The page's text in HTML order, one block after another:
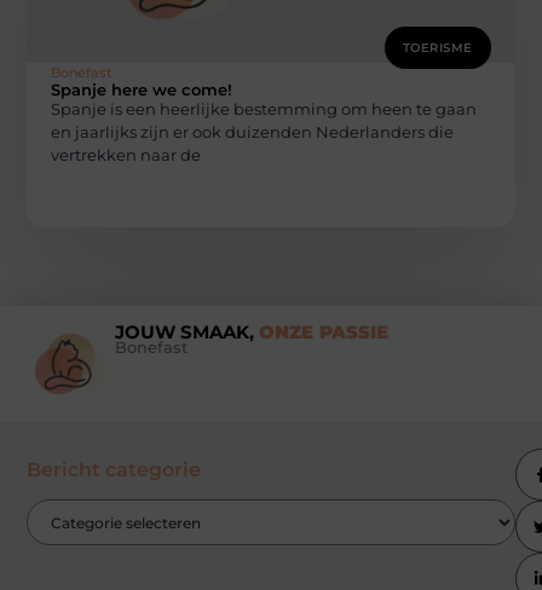
TOERISME
Bonefast
Spanje here we come!
Spanje is een heerlijke bestemming om heen te gaan
en jaarlijks zijn er ook duizenden Nederlanders die
vertrekken naar de
JOUW SMAAK, ONZE PASSIE
Bonefast
Bericht categorie